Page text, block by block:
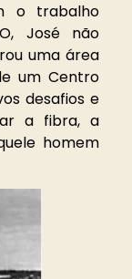
o trabalho
José não
uma área
um Centro
desafios e
a fibra, a
homem